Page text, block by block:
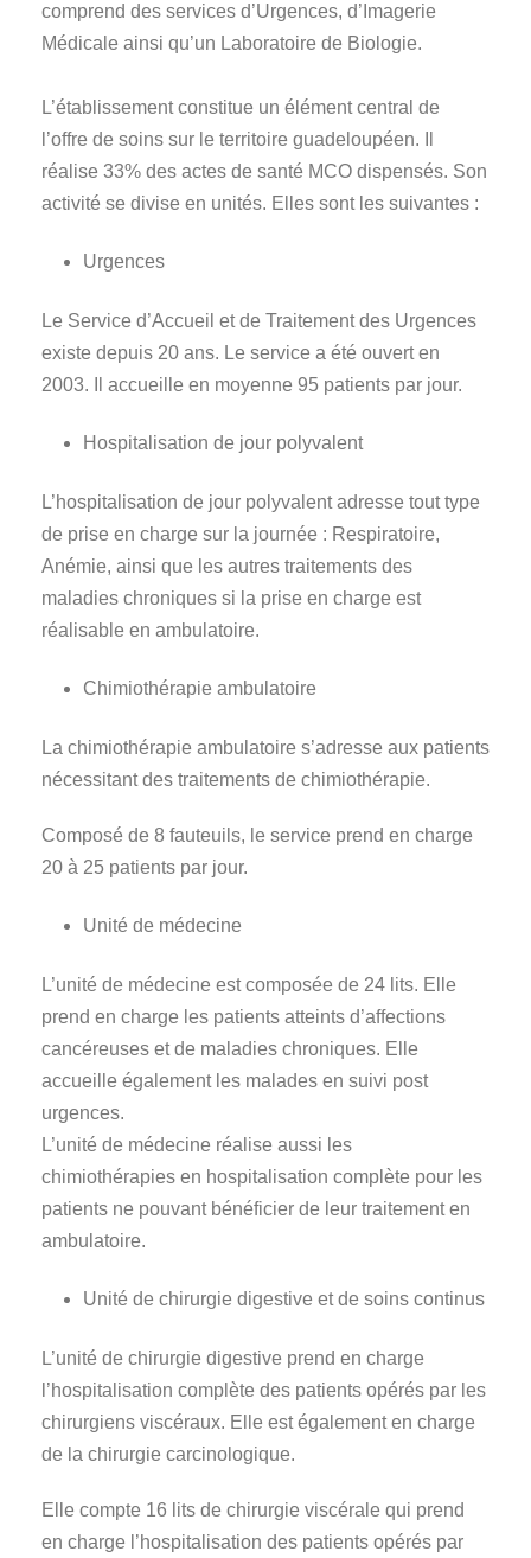
comprend des services d’Urgences, d’Imagerie
Médicale ainsi qu’un Laboratoire de Biologie.
L’établissement constitue un élément central de
l’offre de soins sur le territoire guadeloupéen. Il
réalise 33% des actes de santé MCO dispensés. Son
activité se divise en unités. Elles sont les suivantes :
Urgences
Le Service d’Accueil et de Traitement des Urgences
existe depuis 20 ans. Le service a été ouvert en
2003. Il accueille en moyenne 95 patients par jour.
Hospitalisation de jour polyvalent
L’hospitalisation de jour polyvalent adresse tout type
de prise en charge sur la journée : Respiratoire,
Anémie, ainsi que les autres traitements des
maladies chroniques si la prise en charge est
réalisable en ambulatoire.
Chimiothérapie ambulatoire
La chimiothérapie ambulatoire s’adresse aux patients
nécessitant des traitements de chimiothérapie.
Composé de 8 fauteuils, le service prend en charge
20 à 25 patients par jour.
Unité de médecine
L’unité de médecine est composée de 24 lits. Elle
prend en charge les patients atteints d’affections
cancéreuses et de maladies chroniques. Elle
accueille également les malades en suivi post
urgences.
L’unité de médecine réalise aussi les
chimiothérapies en hospitalisation complète pour les
patients ne pouvant bénéficier de leur traitement en
ambulatoire.
Unité de chirurgie digestive et de soins continus
L’unité de chirurgie digestive prend en charge
l’hospitalisation complète des patients opérés par les
chirurgiens viscéraux. Elle est également en charge
de la chirurgie carcinologique.
Elle compte 16 lits de chirurgie viscérale qui prend
en charge l’hospitalisation des patients opérés par